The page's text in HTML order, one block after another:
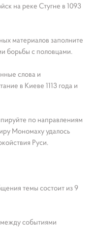
на реке Стугне в 1093
материалов заполните
борьбы с половцами.
слова и
в Киеве 1113 года и
по направлениям
Мономаху удалось
Руси.
темы состоит из 9
между событиями